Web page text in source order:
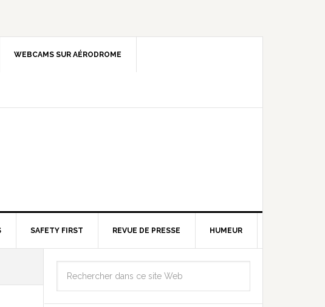
WEBCAMS SUR AÉRODROME
SAFETY FIRST REVUE DE PRESSE HUMEUR